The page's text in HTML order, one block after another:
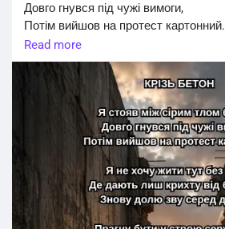
Довго гнувся під чужі вимоги,
Потім вийшов на протест картонний.
Я не хочу жити тут без Бога,
Де дають лиш крихту від бажання,
Знову долю зву серед дороги.
Прагну бути у строю сержантом,
Вище закладаю планку вдачі,
Вийду з кола дикої держави.
Не боюся я того, що бачу,
Буду я просити свого неба
Read more